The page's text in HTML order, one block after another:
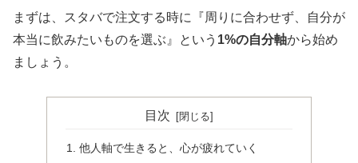
まずは、スタバで注文する時に『周りに合わせず、自分が
本当に飲みたいものを選ぶ』という 1%の自分軸から始め
ましょう。
目次
他人軸で生きると、心が疲れていく